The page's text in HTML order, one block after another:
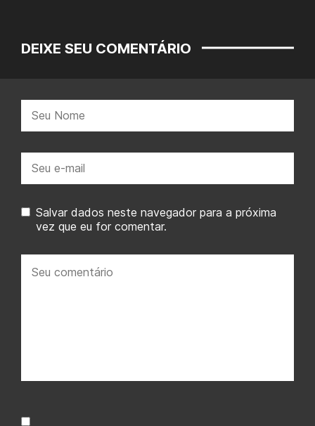
DEIXE SEU COMENTÁRIO
mail:
Salvar dados neste navegador para a próxima
vez que eu for comentar.
comentário: